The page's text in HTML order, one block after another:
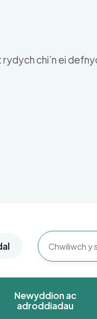
chi’n ei
Newyddion ac
adroddiadau